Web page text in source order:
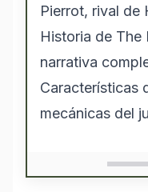
Pierrot, rival de
Historia de The
narrativa
Características
mecánicas del